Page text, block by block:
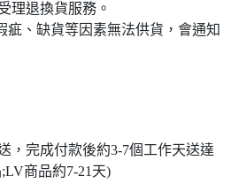
理退換貨服務。
疵、缺貨等因素無法供貨，會通知
，完成付款後約3-7個工作天送達
商品約7-21天)